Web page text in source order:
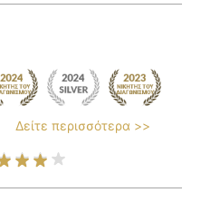
Δείτε περισσότερα >>